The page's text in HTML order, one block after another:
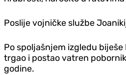
Poslije vojničke službe
Po spoljašnjem izgledu
trgao i postao vatren
godine.